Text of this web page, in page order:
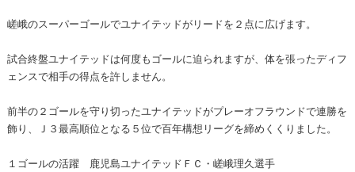
嵯峨のスーパーゴールでユナイテッドがリードを２点に広げます。
試合終盤ユナイテッドは何度もゴールに迫られますが、体を張ったディフ
ェンスで相手の得点を許しません。
前半の２ゴールを守り切ったユナイテッドがプレーオフラウンドで連勝を
飾り、Ｊ３最高順位となる５位で百年構想リーグを締めくくりました。
１ゴールの活躍 鹿児島ユナイテッドＦＣ・嵯峨理久選手